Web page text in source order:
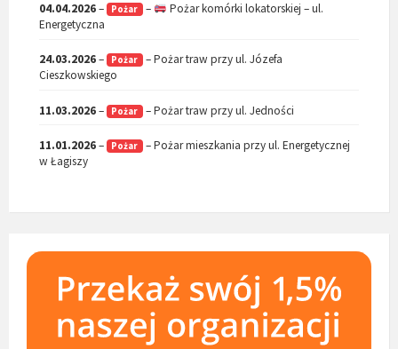
04.04.2026– Pożar –
Pożar komórki lokatorskiej – ul.
Energetyczna
24.03.2026– Pożar – Pożar traw przy ul. Józefa
Cieszkowskiego
11.03.2026– Pożar – Pożar traw przy ul. Jedności
11.01.2026– Pożar – Pożar mieszkania przy ul. Energetycznej
w Łagiszy